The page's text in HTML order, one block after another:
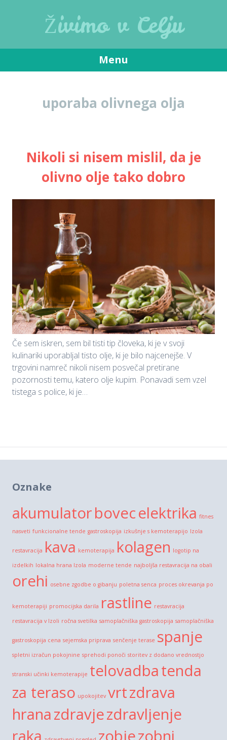
Živimo v Celju
Menu
uporaba olivnega olja
Nikoli si nisem mislil, da je
olivno olje tako dobro
Če sem iskren, sem bil tisti tip človeka, ki je v svoji
kulinariki uporabljal tisto olje, ki je bilo najcenejše. V
trgovini namreč nikoli nisem posvečal pretirane
pozornosti temu, katero olje kupim. Ponavadi sem vzel
tistega s police, ki je…
Oznake
akumulatorbovecelektrika fitnes
nasveti funkcionalne tende gastroskopija izkušnje s kemoterapijo Izola
restavracija kava kemoterapija kolagen logotip na
izdelkih lokalna hrana Izola moderne tende najboljša restavracija na obali
orehi osebne zgodbe o gibanju poletna senca proces okrevanja po
kemoterapiji promocijska darila rastline restavracija
restavracija v Izoli ročna svetilka samoplačniška gastroskopija samoplačniška
gastroskopija cena sejemska priprava senčenje terase spanje
spletni izračun pokojnine sprehodi ponoči storitev z dodano vrednostjo
stranski učinki kemoterapije telovadbatenda
za teraso upokojitev vrtzdrava
hranazdravjezdravljenje